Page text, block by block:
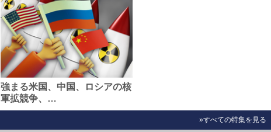
強まる米国、中国、ロシアの核
軍拡競争、…
»すべての特集を見る